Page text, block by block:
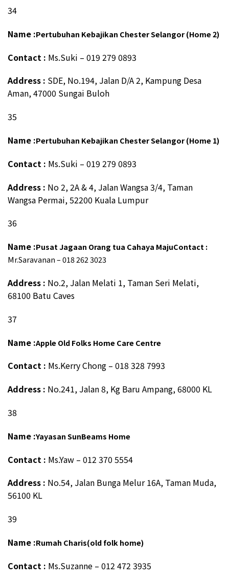
34
Name :Pertubuhan Kebajikan Chester Selangor (Home 2)
Contact : Ms.Suki – 019 279 0893
Address : SDE, No.194, Jalan D/A 2, Kampung Desa
Aman, 47000 Sungai Buloh
35
Name :Pertubuhan Kebajikan Chester Selangor (Home 1)
Contact : Ms.Suki – 019 279 0893
Address : No 2, 2A & 4, Jalan Wangsa 3/4, Taman
Wangsa Permai, 52200 Kuala Lumpur
36
Name :Pusat Jagaan Orang tua Cahaya MajuContact :
Mr.Saravanan – 018 262 3023
Address : No.2, Jalan Melati 1, Taman Seri Melati,
68100 Batu Caves
37
Name :Apple Old Folks Home Care Centre
Contact : Ms.Kerry Chong – 018 328 7993
Address : No.241, Jalan 8, Kg Baru Ampang, 68000 KL
38
Name :Yayasan SunBeams Home
Contact : Ms.Yaw – 012 370 5554
Address : No.54, Jalan Bunga Melur 16A, Taman Muda,
56100 KL
39
Name :Rumah Charis(old folk home)
Contact : Ms.Suzanne – 012 472 3935